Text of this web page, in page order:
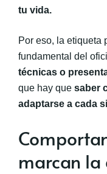
tu vida.
Por eso, la etiqueta
fundamental del
técnicas o
que hay que saber
adaptarse a cada
marcan